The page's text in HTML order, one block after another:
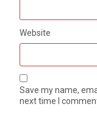
Website
Save my name,
next time I